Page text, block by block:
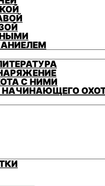
С НИМИ
НАЧИНАЮЩЕГО